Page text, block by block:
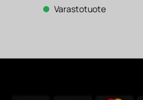
Varastotuote